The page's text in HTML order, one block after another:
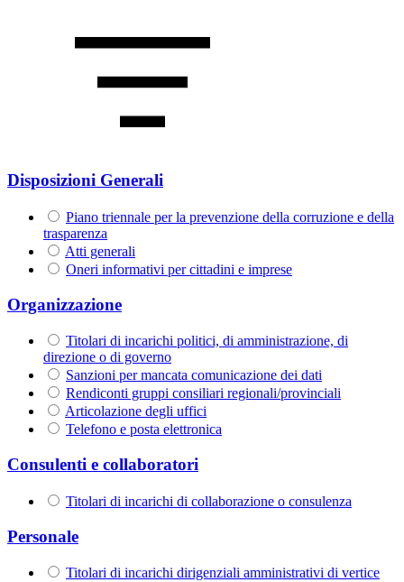
Disposizioni Generali
Piano triennale per la prevenzione della corruzione e della
trasparenza
Atti generali
Oneri informativi per cittadini e imprese
Organizzazione
Titolari di incarichi politici, di amministrazione, di
direzione o di governo
Sanzioni per mancata comunicazione dei dati
Rendiconti gruppi consiliari regionali/provinciali
Articolazione degli uffici
Telefono e posta elettronica
Consulenti e collaboratori
Titolari di incarichi di collaborazione o consulenza
Personale
Titolari di incarichi dirigenziali amministrativi di vertice